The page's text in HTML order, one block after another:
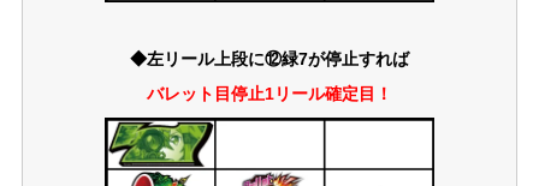
◆左リール上段に⑫緑7が停止すれば
バレット目停止1リール確定目！